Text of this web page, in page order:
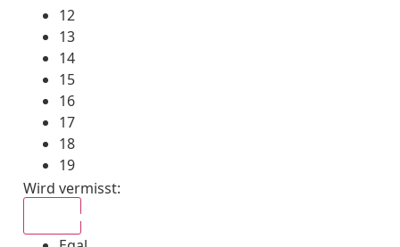
12
13
14
15
16
17
18
19
Wird vermisst: